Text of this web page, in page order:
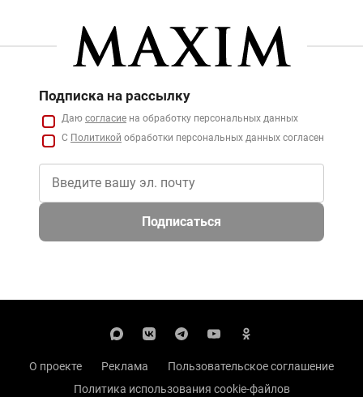
Подписка на рассылку
Даю согласие на обработку персональных данных
С Политикой обработки персональных данных согласен
Подписаться
О проекте Реклама
Пользовательское соглашение
Политика использования cookie-файлов